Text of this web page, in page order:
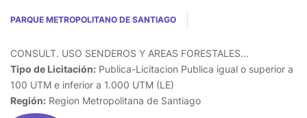
PARQUE METROPOLITANO DE SANTIAGO
CONSULT. USO SENDEROS Y AREAS FORESTALES...
Tipo de Licitación: Publica-Licitacion Publica igual o superior a
100 UTM e inferior a 1.000 UTM (LE)
Región: Region Metropolitana de Santiago